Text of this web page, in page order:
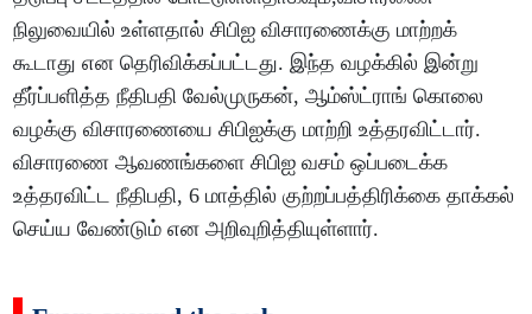
நிலுவையில் உள்ளதால் சிபிஐ விசாரணைக்கு மாற்றக்
கூடாது என தெரிவிக்கப்பட்டது. இந்த வழக்கில் இன்று
தீர்ப்பளித்த நீதிபதி வேல்முருகன், ஆம்ஸ்ட்ராங் கொலை
வழக்கு விசாரணையை சிபிஐக்கு மாற்றி உத்தரவிட்டார்.
விசாரணை ஆவணங்களை சிபிஐ வசம் ஒப்படைக்க
உத்தரவிட்ட நீதிபதி, 6 மாத்தில் குற்றப்பத்திரிக்கை தாக்கல்
செய்ய வேண்டும் என அறிவுறித்தியுள்ளார்.